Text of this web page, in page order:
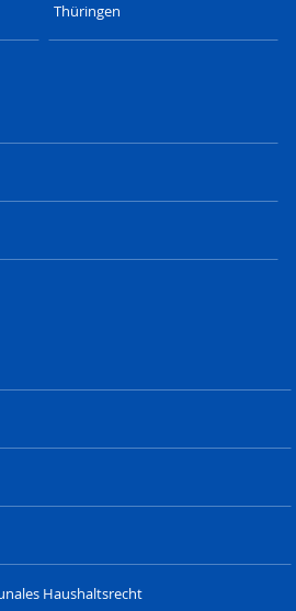
Thüringen
Haushaltsrecht